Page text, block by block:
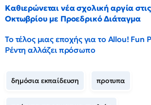
Καθιερώνεται νέα σχολική αργία
Οκτωβρίου με Προεδρικό Διάταγμα
Το τέλος μιας εποχής για το Allou! Fun
Ρέντη αλλάζει πρόσωπο
δημόσια εκπαίδευση προτυπα